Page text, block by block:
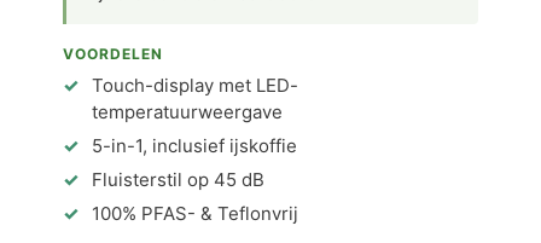
VOORDELEN
Touch-display met LED-
temperatuurweergave
5-in-1, inclusief ijskoffie
Fluisterstil op 45 dB
100% PFAS- & Teflonvrij